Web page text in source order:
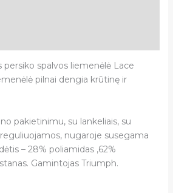
persiko spalvos liemenėlė Lace
pilnai dengia krūtinę ir
pakietinimu, su lankeliais, su
nugaroje susegama
– 28% poliamidas ,62%
Gamintojas Triumph.